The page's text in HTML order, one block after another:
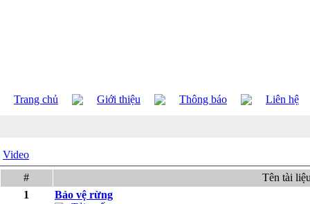
Trang chủ Giới thiệu Thông báo Liên hệ
Video
#
Tên tài
1
Bảo vệ rừng